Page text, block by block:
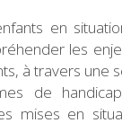
en
les
à travers une
de
mises en